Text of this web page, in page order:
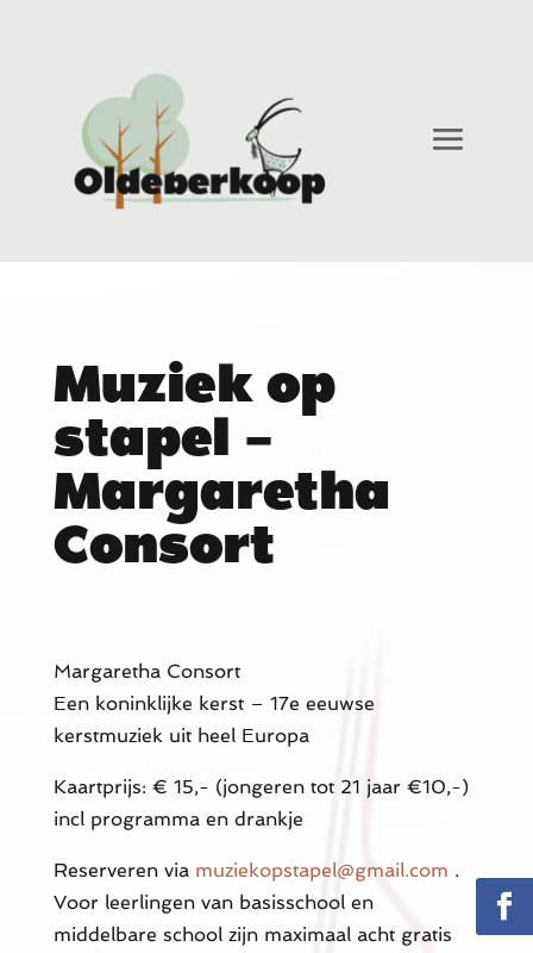
Muziek op
stapel –
Margaretha
Consort
Margaretha Consort
Een koninklijke kerst – 17e eeuwse
kerstmuziek uit heel Europa
Kaartprijs: € 15,- (jongeren tot 21 jaar €10,-)
incl programma en drankje
Reserveren via muziekopstapel@gmail.com .
Voor leerlingen van basisschool en
middelbare school zijn maximaal acht gratis